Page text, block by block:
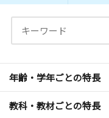
年齢・学年ごとの特長
教科・教材ごとの特長